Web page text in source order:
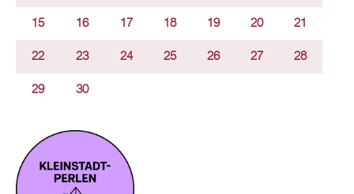
15 16 17 18 19 20 21
22 23 24 25 26 27 28
29 30